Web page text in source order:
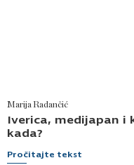
Marija Radančić
Iverica, medijapan i
kada?
Pročitajte tekst